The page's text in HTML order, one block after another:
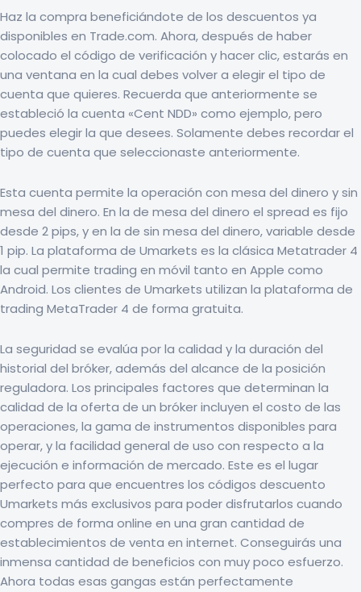
Haz la compra beneficiándote de los descuentos ya
disponibles en Trade.com. Ahora, después de haber
colocado el código de verificación y hacer clic, estarás en
una ventana en la cual debes volver a elegir el tipo de
cuenta que quieres. Recuerda que anteriormente se
estableció la cuenta «Cent NDD» como ejemplo, pero
puedes elegir la que desees. Solamente debes recordar el
tipo de cuenta que seleccionaste anteriormente.
Esta cuenta permite la operación con mesa del dinero y sin
mesa del dinero. En la de mesa del dinero el spread es fijo
desde 2 pips, y en la de sin mesa del dinero, variable desde
1 pip. La plataforma de Umarkets es la clásica Metatrader 4
la cual permite trading en móvil tanto en Apple como
Android. Los clientes de Umarkets utilizan la plataforma de
trading MetaTrader 4 de forma gratuita.
La seguridad se evalúa por la calidad y la duración del
historial del bróker, además del alcance de la posición
reguladora. Los principales factores que determinan la
calidad de la oferta de un bróker incluyen el costo de las
operaciones, la gama de instrumentos disponibles para
operar, y la facilidad general de uso con respecto a la
ejecución e información de mercado. Este es el lugar
perfecto para que encuentres los códigos descuento
Umarkets más exclusivos para poder disfrutarlos cuando
compres de forma online en una gran cantidad de
establecimientos de venta en internet. Conseguirás una
inmensa cantidad de beneficios con muy poco esfuerzo.
Ahora todas esas gangas están perfectamente